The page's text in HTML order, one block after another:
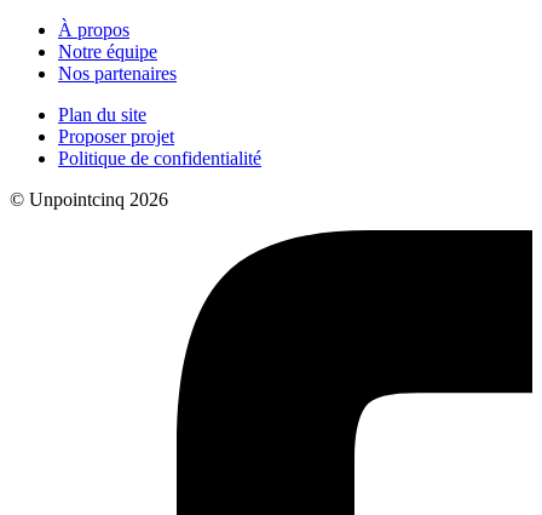
À propos
Notre équipe
Nos partenaires
Plan du site
Proposer projet
Politique de confidentialité
© Unpointcinq 2026